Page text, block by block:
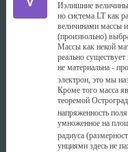
Излишние
но система LT как
величинами массы
(произвольно)
Массы как некой
реально
не материальна -
электрон, это мы
Кроме того масса
теоремой
напряженность
умноженное на
радиуса
унциями здесь не